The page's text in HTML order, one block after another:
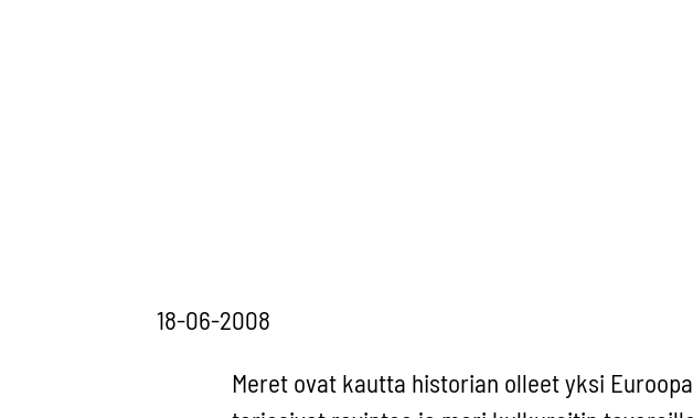
18-06-2008
Meret ovat kautta historian olleet yksi